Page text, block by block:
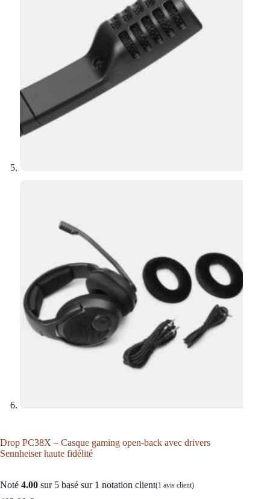
Drop PC38X – Casque gaming open-back avec drivers
Sennheiser haute fidélité
Noté 4.00 sur 5 basé sur 1 notation client(1 avis client)